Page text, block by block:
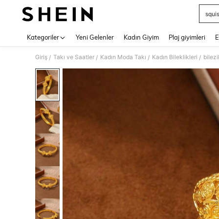
Kategoriler Yeni Gelenler Kadın Giyim Plaj giyimleri
Giriş / Takı ve Saatler / Kadın Moda Takı / Kadın Bileklikleri /